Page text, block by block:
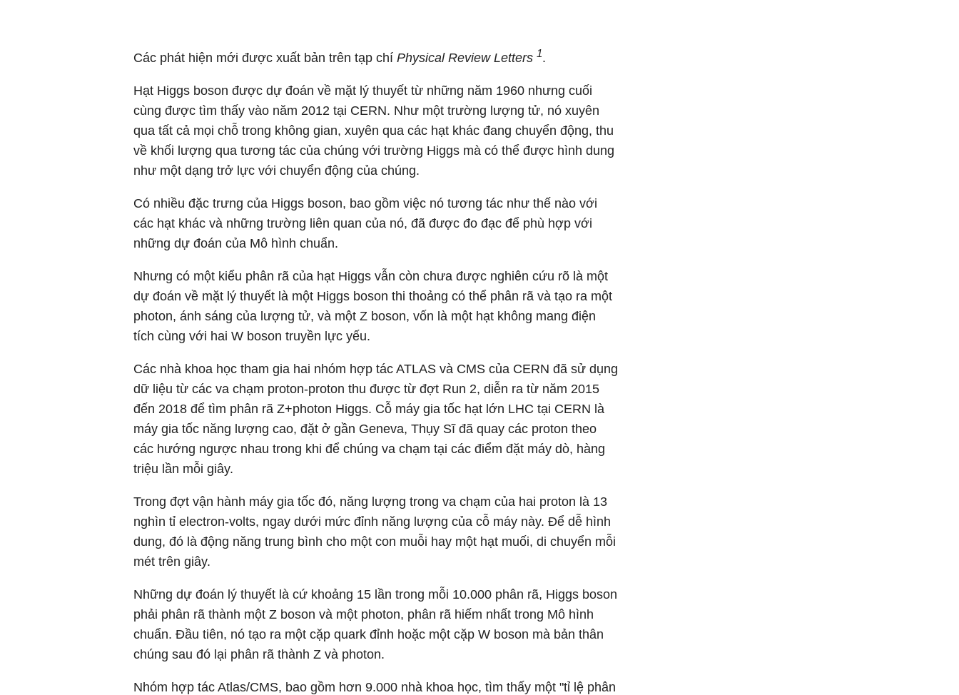
Các phát hiện mới được xuất bản trên tạp chí Physical Review Letters 1.
Hạt Higgs boson được dự đoán về mặt lý thuyết từ những năm 1960 nhưng cuối
cùng được tìm thấy vào năm 2012 tại CERN. Như một trường lượng tử, nó xuyên
qua tất cả mọi chỗ trong không gian, xuyên qua các hạt khác đang chuyển động, thu
về khối lượng qua tương tác của chúng với trường Higgs mà có thể được hình dung
như một dạng trở lực với chuyển động của chúng.
Có nhiều đặc trưng của Higgs boson, bao gồm việc nó tương tác như thế nào với
các hạt khác và những trường liên quan của nó, đã được đo đạc để phù hợp với
những dự đoán của Mô hình chuẩn.
Nhưng có một kiểu phân rã của hạt Higgs vẫn còn chưa được nghiên cứu rõ là một
dự đoán về mặt lý thuyết là một Higgs boson thi thoảng có thể phân rã và tạo ra một
photon, ánh sáng của lượng tử, và một Z boson, vốn là một hạt không mang điện
tích cùng với hai W boson truyền lực yếu.
Các nhà khoa học tham gia hai nhóm hợp tác ATLAS và CMS của CERN đã sử dụng
dữ liệu từ các va chạm proton-proton thu được từ đợt Run 2, diễn ra từ năm 2015
đến 2018 để tìm phân rã Z+photon Higgs. Cỗ máy gia tốc hạt lớn LHC tại CERN là
máy gia tốc năng lượng cao, đặt ở gần Geneva, Thụy Sĩ đã quay các proton theo
các hướng ngược nhau trong khi để chúng va chạm tại các điểm đặt máy dò, hàng
triệu lần mỗi giây.
Trong đợt vận hành máy gia tốc đó, năng lượng trong va chạm của hai proton là 13
nghìn tỉ electron-volts, ngay dưới mức đỉnh năng lượng của cỗ máy này. Để dễ hình
dung, đó là động năng trung bình cho một con muỗi hay một hạt muối, di chuyển mỗi
mét trên giây.
Những dự đoán lý thuyết là cứ khoảng 15 lần trong mỗi 10.000 phân rã, Higgs boson
phải phân rã thành một Z boson và một photon, phân rã hiếm nhất trong Mô hình
chuẩn. Đầu tiên, nó tạo ra một cặp quark đỉnh hoặc một cặp W boson mà bản thân
chúng sau đó lại phân rã thành Z và photon.
Nhóm hợp tác Atlas/CMS, bao gồm hơn 9.000 nhà khoa học, tìm thấy một "tỉ lệ phân